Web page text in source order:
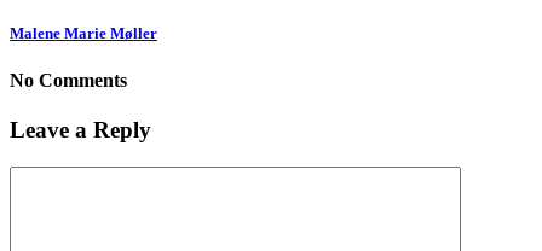
Malene Marie Møller
No Comments
Leave a Reply